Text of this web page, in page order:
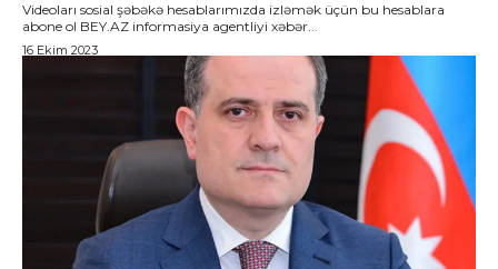
Videoları sosial şəbəkə hesablarımızda izləmək üçün bu hesablara
abone ol BEY.AZ informasiya agentliyi xəbər...
16 Ekim 2023